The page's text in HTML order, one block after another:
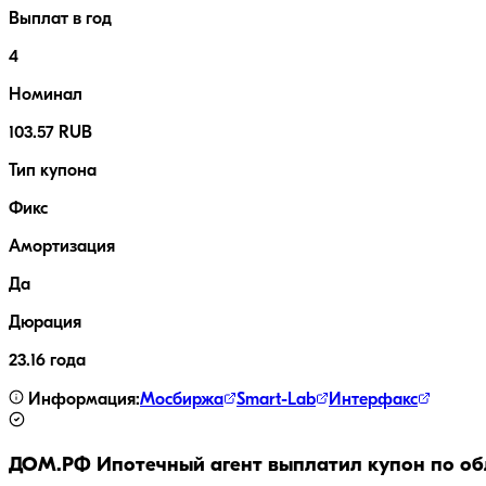
Выплат в год
4
Номинал
103.57 RUB
Тип купона
Фикс
Амортизация
Да
Дюрация
23.16 года
Информация:Мосбиржа Smart-Lab Интерфакс
ДОМ.РФ Ипотечный агент выплатил купон по